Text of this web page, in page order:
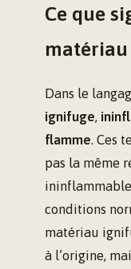
Ce que
Dans le
ignifuge,
flamme. Ces
pas la même
ininflammable
conditions
matériau
à l’origine,